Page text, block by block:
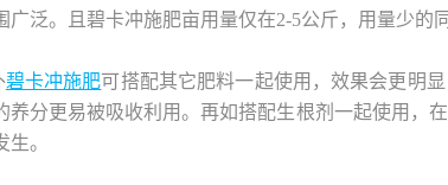
广泛。且碧卡冲施肥亩用量仅在2-5公斤，用量少的
碧卡冲施肥可搭配其它肥料一起使用，效果会更明
养分更易被吸收利用。再如搭配生根剂一起使用，
生。